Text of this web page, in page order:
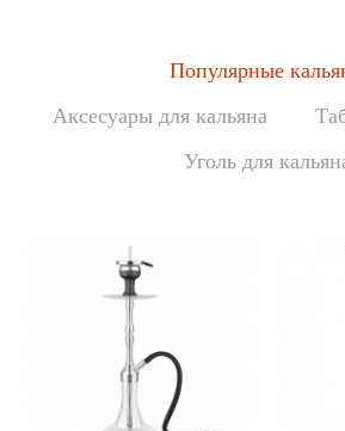
Популярные
Аксесуары для кальяна
Уголь для